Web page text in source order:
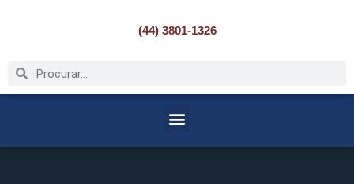
(44) 3801-1326